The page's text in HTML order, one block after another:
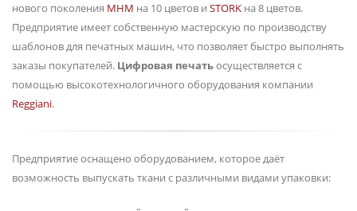
нового поколения MHM на 10 цветов и STORK на 8 цветов.
Предприятие имеет собственную мастерскую по производству
шаблонов для печатных машин, что позволяет быстро выполнять
заказы покупателей. Цифровая печатьосуществляется с
помощью высокотехнологичного оборудования компании
Reggiani.
Предприятие оснащено оборудованием, которое даёт
возможность выпускать ткани с различными видами упаковки: